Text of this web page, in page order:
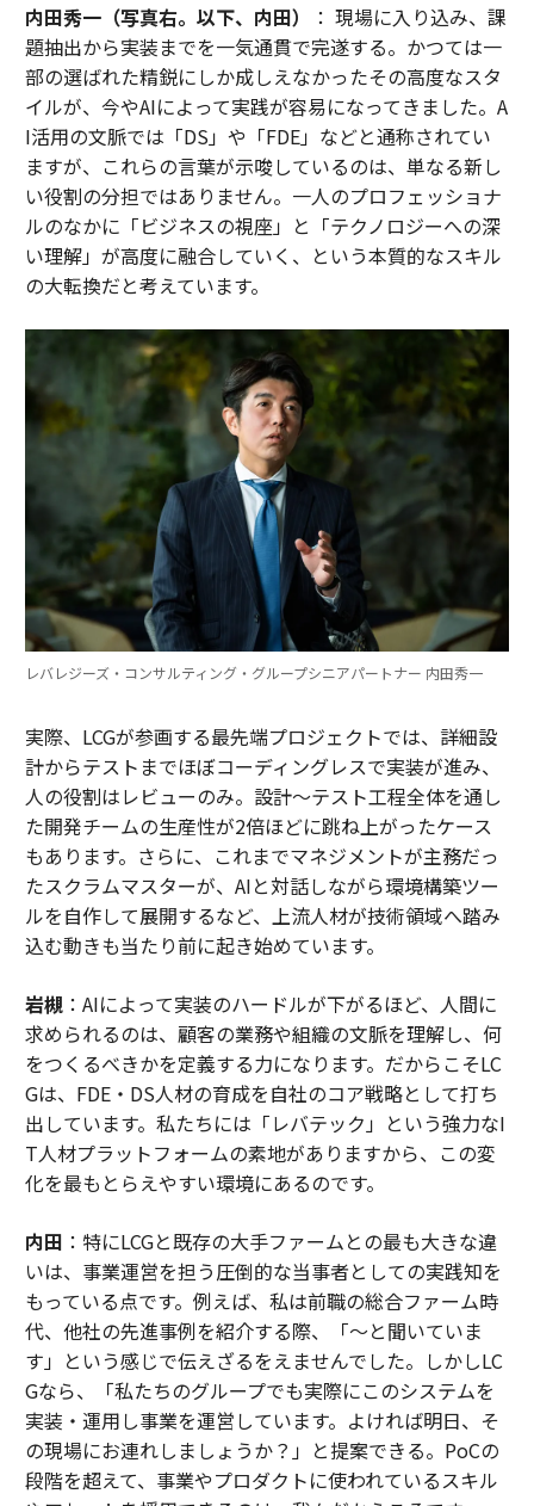
内田秀一（写真右。以下、内田）
： 現場に入り込み、課
題抽出から実装までを一気通貫で完遂する。かつては一
部の選ばれた精鋭にしか成しえなかったその高度なスタ
イルが、今やAIによって実践が容易になってきました。A
I活用の文脈では「DS」や「FDE」などと通称されてい
ますが、これらの言葉が示唆しているのは、単なる新し
い役割の分担ではありません。一人のプロフェッショナ
ルのなかに「ビジネスの視座」と「テクノロジーへの深
い理解」が高度に融合していく、という本質的なスキル
の大転換だと考えています。
レバレジーズ・コンサルティング・グループシニアパートナー 内田秀一
実際、LCGが参画する最先端プロジェクトでは、詳細設
計からテストまでほぼコーディングレスで実装が進み、
人の役割はレビューのみ。設計～テスト工程全体を通し
た開発チームの生産性が2倍ほどに跳ね上がったケース
もあります。さらに、これまでマネジメントが主務だっ
たスクラムマスターが、AIと対話しながら環境構築ツー
ルを自作して展開するなど、上流人材が技術領域へ踏み
込む動きも当たり前に起き始めています。
岩槻：AIによって実装のハードルが下がるほど、人間に
求められるのは、顧客の業務や組織の文脈を理解し、何
をつくるべきかを定義する力になります。だからこそLC
Gは、FDE・DS人材の育成を自社のコア戦略として打ち
出しています。私たちには「レバテック」という強力なI
T人材プラットフォームの素地がありますから、この変
化を最もとらえやすい環境にあるのです。
内田 ：特にLCGと既存の大手ファームとの最も大きな違
いは、事業運営を担う圧倒的な当事者としての実践知を
もっている点です。例えば、私は前職の総合ファーム時
代、他社の先進事例を紹介する際、「〜と聞いていま
す」という感じで伝えざるをえませんでした。しかしLC
Gなら、「私たちのグループでも実際にこのシステムを
実装・運用し事業を運営しています。よければ明日、そ
の現場にお連れしましょうか？」と提案できる。PoCの
段階を超えて、事業やプロダクトに使われているスキル